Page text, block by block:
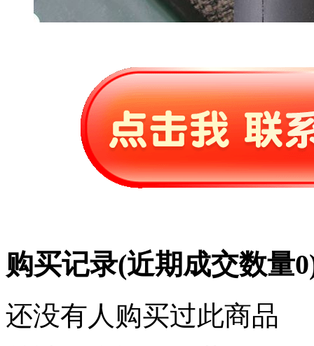
购买记录(近期成交数量0
还没有人购买过此商品